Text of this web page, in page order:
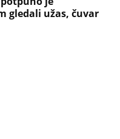
gledali užas, čuvar